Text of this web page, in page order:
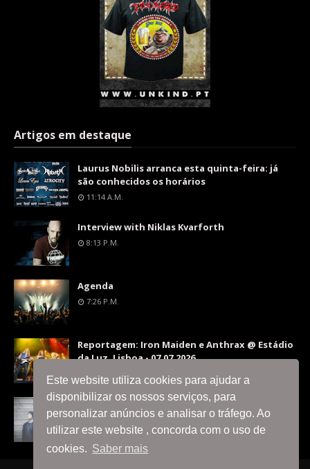
Este website utiliza cookies para ajudar a
disponibilizar os nossos serviços, para
personalizar anúncios e analisar o tráfego. Ao
utilizar este website , concorda com o uso de
cookies. Saber mais
Artigos em destaque
Laurus Nobilis arranca esta quinta-feira: já
são conhecidos os horários
11:14 A.m.
Interview with Niklas Kvarforth
8:13 P.m.
Agenda
7:26 P.m.
Reportagem: Iron Maiden e Anthrax @ Estádio
da Luz, Lisboa - 07.07.2026
9:36 P.m.
Interview with Silent Skies
8:06 P.m.